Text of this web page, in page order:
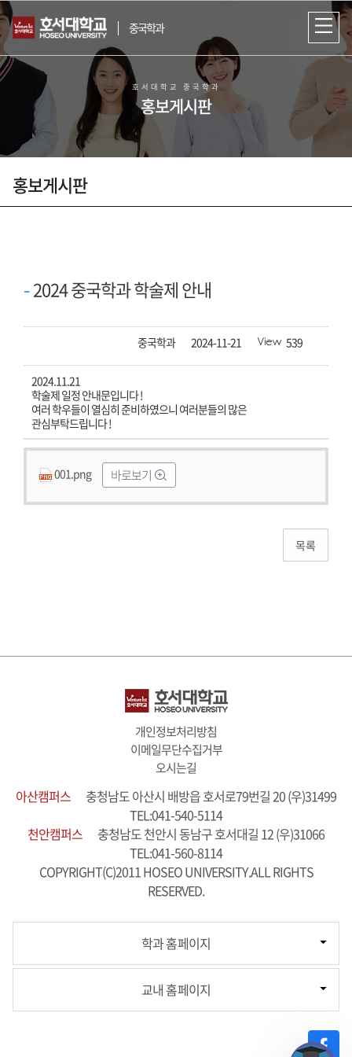
중국학과
한중 양국 문화교류 및 선린 관계 발전에
호서대학교 중국학과
홍보게시판
홍보게시판
2024 중국학과 학술제 안내
작성자
중국학과 등록일자
2024-11-21 조회수 539
2024.11.21
학술제 일정 안내문입니다 !
여러 학우들이 열심히 준비하였으니 여러분들의 많은
관심부탁드립니다 !
001.png 바로보기
개인정보처리방침
이메일무단수집거부
오시는길
아산캠퍼스
충청남도 아산시 배방읍 호서로79번길 20 (우)31499
TEL:041-540-5114
천안캠퍼스
충청남도 천안시 동남구 호서대길 12 (우)31066
TEL:041-560-8114
COPYRIGHT(C)2011 HOSEO UNIVERSITY.ALL RIGHTS
RESERVED.
학과 홈페이지
기독교학과
한국언어문화학과
영어영문학과
중국학과
법경찰행정학과
사회복지학부
교내 홈페이지
포털시스템
학사시스템
교직원그룹웨어